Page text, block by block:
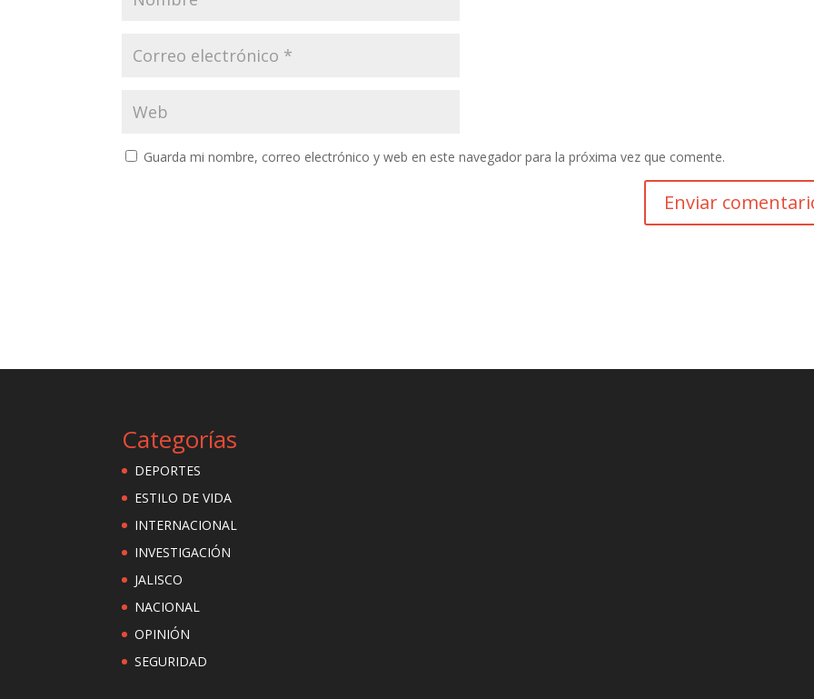
Guarda mi nombre, correo electrónico y web en este navegador para la próxima vez que comente.
Categorías
DEPORTES
ESTILO DE VIDA
INTERNACIONAL
INVESTIGACIÓN
JALISCO
NACIONAL
OPINIÓN
SEGURIDAD